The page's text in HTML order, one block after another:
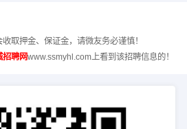
取押金、保证金，请微友务必谨慎！
招聘网www.ssmyhl.com上看到该招聘信息的！